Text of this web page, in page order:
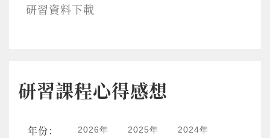
研習資料下載
研習課程心得感想
年份： 2026年 2025年 2024年